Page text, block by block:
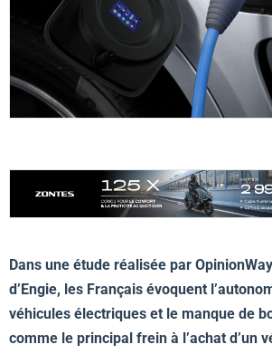
Dans une étude réalisée par
d’Engie, les Français évoquent
véhicules électriques et le manque de
comme le principal frein à l’achat d’un